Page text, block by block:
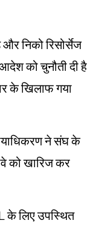
निको रिसोर्सेज
को चुनौती दी है
के खिलाफ गया
ने संघ के
को खारिज कर
के लिए उपस्थित